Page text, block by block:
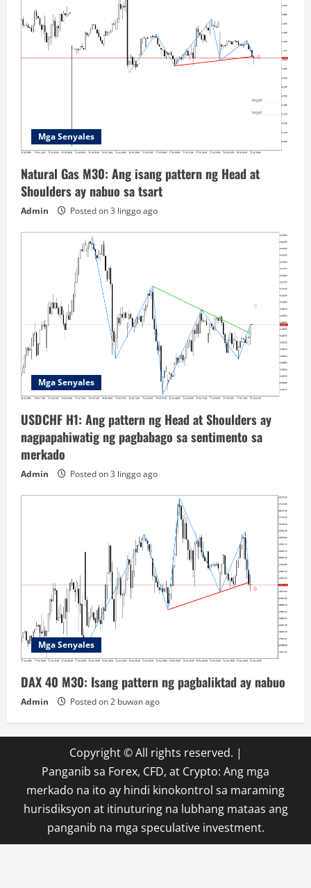
Mga Senyales
Natural Gas M30: Ang isang pattern ng Head at
Shoulders ay nabuo sa tsart
Admin Posted on 3 linggo ago
Mga Senyales
USDCHF H1: Ang pattern ng Head at Shoulders ay
nagpapahiwatig ng pagbabago sa sentimento sa
merkado
Admin Posted on 3 linggo ago
Mga Senyales
DAX 40 M30: Isang pattern ng pagbaliktad ay nabuo
Admin Posted on 2 buwan ago
Copyright © All rights reserved. |
Panganib sa Forex, CFD, at Crypto: Ang mga
merkado na ito ay hindi kinokontrol sa maraming
hurisdiksyon at itinuturing na lubhang mataas ang
panganib na mga speculative investment.